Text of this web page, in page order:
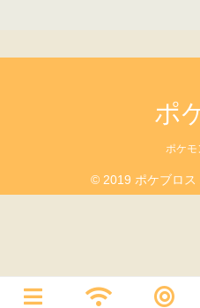
ポ
ポケモ
© 2019 ポケブロス